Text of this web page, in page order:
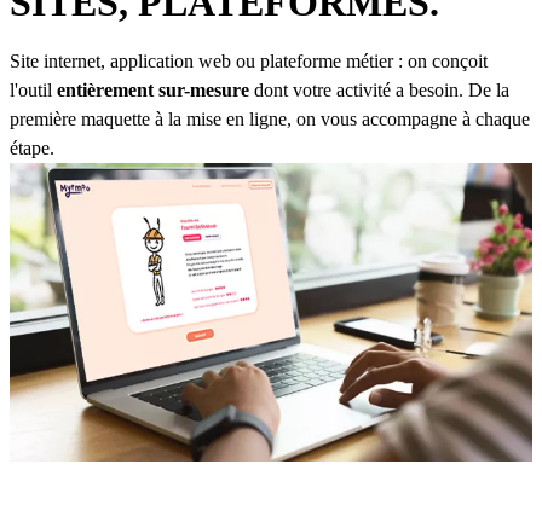
Site internet, application web ou plateforme métier : on conçoit
l'outil entièrement sur-mesure dont votre activité a besoin. De la
première maquette à la mise en ligne, on vous accompagne à chaque
étape.